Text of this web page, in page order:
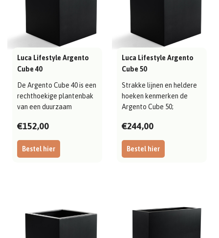
Luca Lifestyle Argento
Cube 40
De Argento Cube 40 is een
rechthoekige plantenbak
van een duurzaam
Bestel hier
€152,00
Luca Lifestyle Argento
Cube 50
Strakke lijnen en heldere
hoeken kenmerken de
Argento Cube 50;
Bestel hier
€244,00